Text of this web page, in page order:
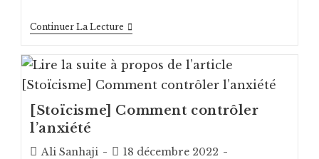
Continuer La Lecture [Stoïcisme]
Le
Intérieur,
Une
Guerre
[Stoïcisme] Comment contrôler
l’anxiété
Auteur/autrice
Ali Sanhaji
Post18 décembre 2022